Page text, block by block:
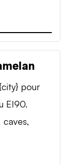
pour
EI90.